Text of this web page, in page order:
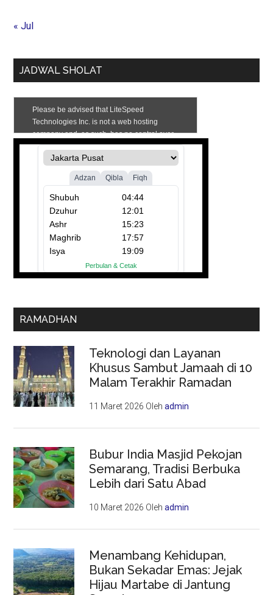
« Jul
JADWAL SHOLAT
RAMADHAN
Teknologi dan Layanan
Khusus Sambut Jamaah di 10
Malam Terakhir Ramadan
11 Maret 2026 Olehadmin
Bubur India Masjid Pekojan
Semarang, Tradisi Berbuka
Lebih dari Satu Abad
10 Maret 2026 Olehadmin
Menambang Kehidupan,
Bukan Sekadar Emas: Jejak
Hijau Martabe di Jantung